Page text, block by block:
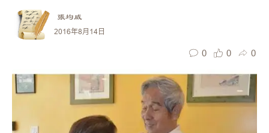
張均威
2016年8月14日
0 0 0